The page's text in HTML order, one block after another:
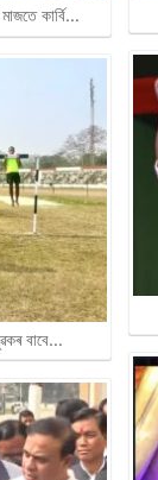
কাৰ্বি…
বাবে…